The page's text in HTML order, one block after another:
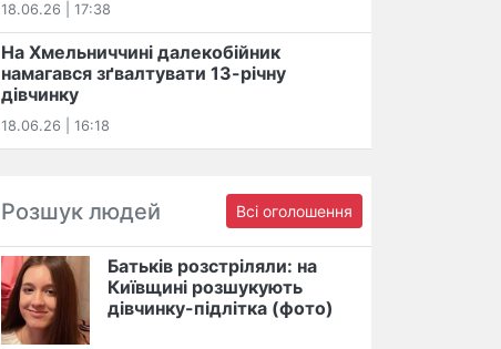
18.06.26 | 17:38
На Хмельниччині далекобійник
намагався зґвалтувати 13-річну
дівчинку
18.06.26 | 16:18
Розшук людей Всі оголошення
Батьків розстріляли: на
Київщині розшукують
дівчинку-підлітка (фото)